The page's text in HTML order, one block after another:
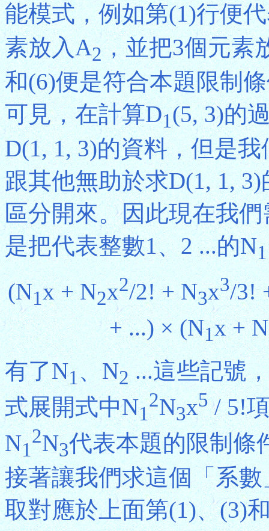
能模式，例如第(1)行便
素放入A2，並把3個元素
和(6)便是符合本題限制
可見，在計算D1(5, 3)的
D(1, 1, 3)的資料，但是
跟其他無助於求D(1, 1,
區分開來。因此現在我
是把代表整數1、2 ...的N1
(N1x + N2x2/2! + N3x3/3!
+ ...) × (N1x + N
有了N1、N2...這些記號
式展開式中N1
2N3x5/ 5!
N1
2N3代表本題的限制條
接著讓我們求這個「系
取對應於上面第(1)、(3)